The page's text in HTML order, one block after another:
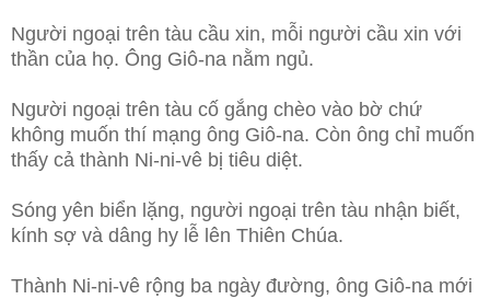
Người ngoại trên tàu cầu xin, mỗi người cầu xin với
thần của họ. Ông Giô-na nằm ngủ.
Người ngoại trên tàu cố gắng chèo vào bờ chứ
không muốn thí mạng ông Giô-na. Còn ông chỉ muốn
thấy cả thành Ni-ni-vê bị tiêu diệt.
Sóng yên biển lặng, người ngoại trên tàu nhận biết,
kính sợ và dâng hy lễ lên Thiên Chúa.
Thành Ni-ni-vê rộng ba ngày đường, ông Giô-na mới